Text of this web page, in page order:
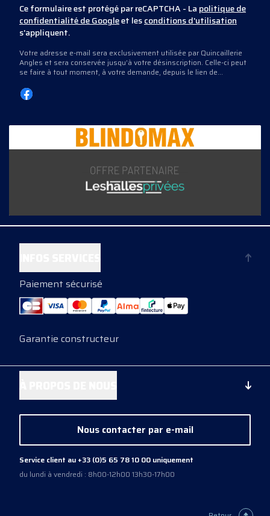
Ce formulaire est protégé par reCAPTCHA - La politique de
confidentialité de Googleet lesconditions d'utilisation
s'appliquent.
Votre adresse e-mail sera exclusivement utilisée par Quincaillerie
Angles et sera conservée jusqu’à votre désinscription. Celle-ci peut
se faire à tout moment, à votre demande, depuis le lien de
ou en nous contactant directement.
Paiement sécurisé
Garantie constructeur
Nous contacter par e-mail
Service client au +33 (0)5 65 78 10 00 uniquement
du lundi à vendredi : 8h00-12h00 13h30-17h00